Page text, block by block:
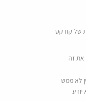
של קודקס
את זה
לא ממש